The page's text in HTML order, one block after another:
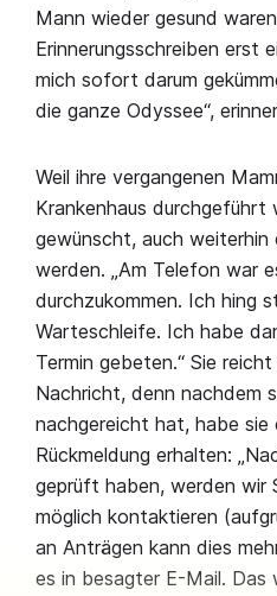
Mann wieder gesund
Erinnerungsschreiben erst
mich sofort darum
die ganze Odyssee“,
Weil ihre vergangenen
Krankenhaus durchgeführt
gewünscht, auch
werden. „Am Telefon war
durchzukommen. Ich hing
Warteschleife. Ich habe
Termin gebeten.“ Sie
Nachricht, denn nachdem
nachgereicht hat, habe sie
Rückmeldung erhalten:
geprüft haben, werden wir
möglich kontaktieren
an Anträgen kann dies
es in besagter E-Mail. Das